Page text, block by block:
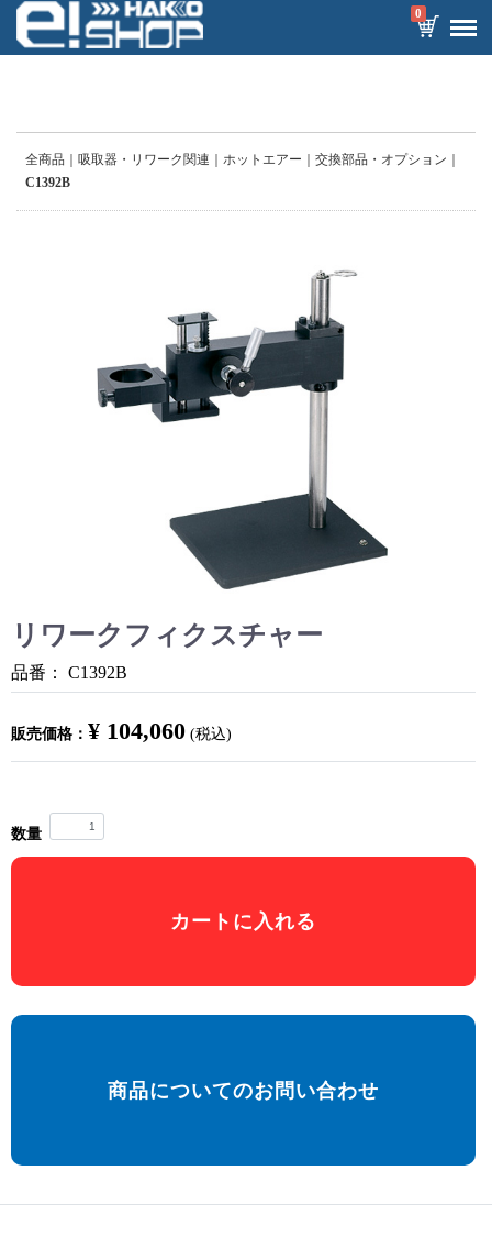
0
全商品 吸取器・リワーク関連 ホットエアー
交換部品・オプション
C1392B
リワークフィクスチャー
品番： C1392B
販売価格： ¥ 104,060 (税込)
数量
カートに入れる
商品についてのお問い合わせ